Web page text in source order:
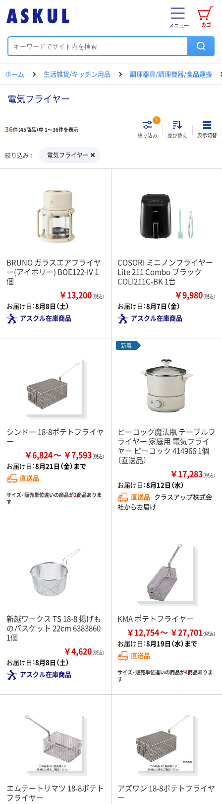
カゴ
メニュー
ホーム 生活雑貨/キッチン用品 調理器具/調理機器/食品運搬
電気フライヤー
36件（45商品）中 1～36件を表示
絞り込み
1
並び替え 表示切替
絞り込み 電気フライヤー
BRUNO ガラスエアフライヤ
ー(アイボリー) BOE122-IV 1
個
￥13,200（税込）
お届け日：8月8日（土）
アスクル在庫商品
COSORI ミニノンフライヤー
Lite 211 Combo ブラック
COLI211C-BK 1台
￥9,980（税込）
お届け日：8月7日（金）
アスクル在庫商品
シンドー 18-8ポテトフライヤ
ー
￥6,824 ￥7,593
お届け日：8月21日（金）まで
直送品
サイズ・販売単位違いの商品が2商品ありま
す
新着
ピーコック魔法瓶 テーブルフ
ライヤー 家庭用 電気フライ
ヤー ピーコック 414966 1個
（直送品）
￥17,283（税込）
お届け日：8月12日（水）
直送品 クラスアップ株式会
社からお届け
新越ワークス TS 18-8 揚げも
のバスケット 22cm 6383860
1個
￥4,620（税込）
お届け日：8月8日（土）
アスクル在庫商品
KMA ポテトフライヤー
￥12,754 ￥27,701
お届け日：8月19日（水）まで
直送品
サイズ・販売単位違いの商品が4商品ありま
す
エムテートリマツ 18-8ポテト
フライヤー
アズワン 18-8ポテトフライヤ
ー